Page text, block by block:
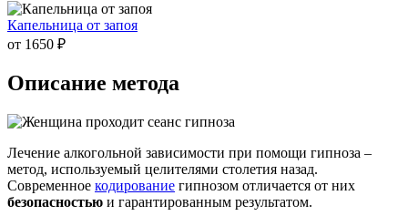
Капельница от запоя
от 1650 ₽
Описание метода
Лечение алкогольной зависимости при помощи гипноза –
метод, используемый целителями столетия назад.
Современное кодирование гипнозом отличается от них
безопасностью и гарантированным результатом.